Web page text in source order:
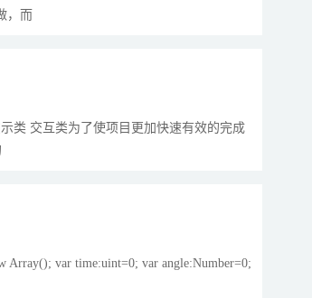
，而
类 交互类为了使项目更加快速有效的完成
var time:uint=0; var angle:Number=0;